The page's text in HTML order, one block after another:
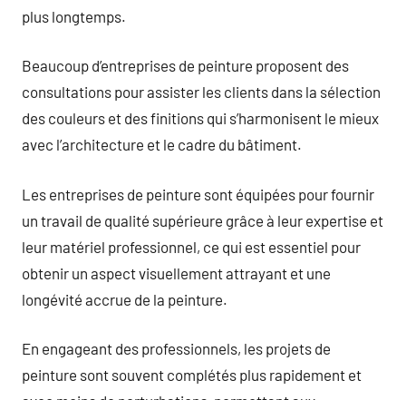
plus longtemps.
Beaucoup d’entreprises de peinture proposent des
consultations pour assister les clients dans la sélection
des couleurs et des finitions qui s’harmonisent le mieux
avec l’architecture et le cadre du bâtiment.
Les entreprises de peinture sont équipées pour fournir
un travail de qualité supérieure grâce à leur expertise et
leur matériel professionnel, ce qui est essentiel pour
obtenir un aspect visuellement attrayant et une
longévité accrue de la peinture.
En engageant des professionnels, les projets de
peinture sont souvent complétés plus rapidement et